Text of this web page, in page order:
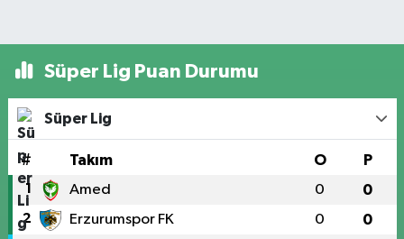
Süper Lig Puan Durumu
Süper Lig
# Takım O P
1 Amed 0 0
2 Erzurumspor FK 0 0